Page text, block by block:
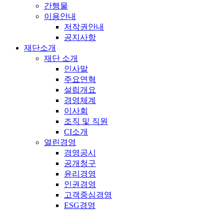
간행물
이용안내
저작권안내
공지사항
재단소개
재단 소개
인사말
주요연혁
설립개요
경영체계
이사회
조직 및 직원
CI소개
열린경영
경영공시
공개청구
윤리경영
인권경영
고객중심경영
ESG경영